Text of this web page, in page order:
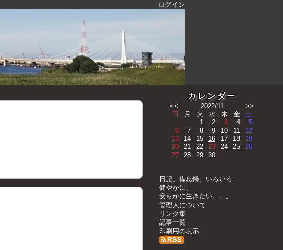
ログイン
カレンダー
<< 2022/11
>>
日
月 火 水 木 金
土
1
2 3 4
5
6
7 8 9 10 11
12
13
14 15 16 17 18
19
20
21 22 23 24 25
26
27
28 29 30
日記、備忘録、いろいろ
健やかに、
安らかに生きたい。。。
管理人について
リンク集
記事一覧
印刷用の表示